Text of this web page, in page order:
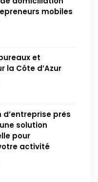
mobiles
et
la Côte d’Azur
près
solution
pour
activité